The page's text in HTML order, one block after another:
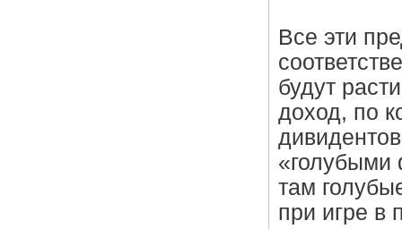
Все эти
будут
доход, по
«голубыми
там
при игре в